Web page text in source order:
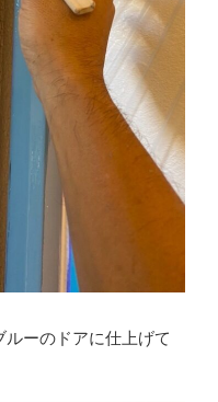
ーのドアに仕上げて